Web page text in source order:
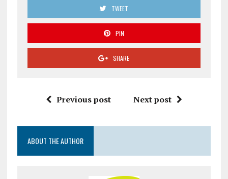
TWEET
PIN
SHARE
Previous post Next post
ABOUT THE AUTHOR